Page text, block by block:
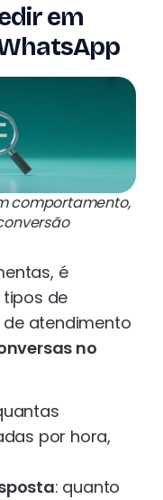
em
comportamento,
é
de
atendimento
no
por hora,
: quanto